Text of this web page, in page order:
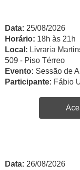
Data: 25/08/2026
Horário: 18h às 21h
Local: Livraria
509 - Piso Térreo
Evento: Sessão de
Participante: Fábio
Data: 26/08/2026